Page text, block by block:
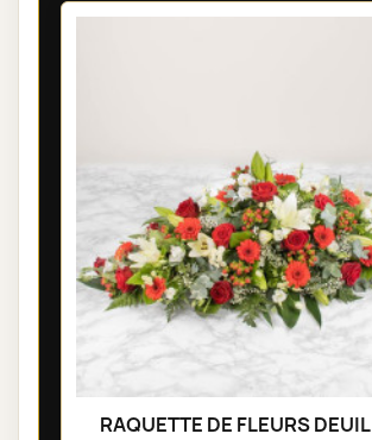
RAQUETTE DE FLEURS